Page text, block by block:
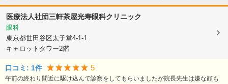
医療法人社団三軒茶屋光寿眼科クリニック
眼科
東京都世田谷区太子堂4-1-1
キャロットタワー2階
口コミ: 1件 5
午前の終わり間近に駆け込んで診察をしてもらいましたが院長先生は嫌な顔も